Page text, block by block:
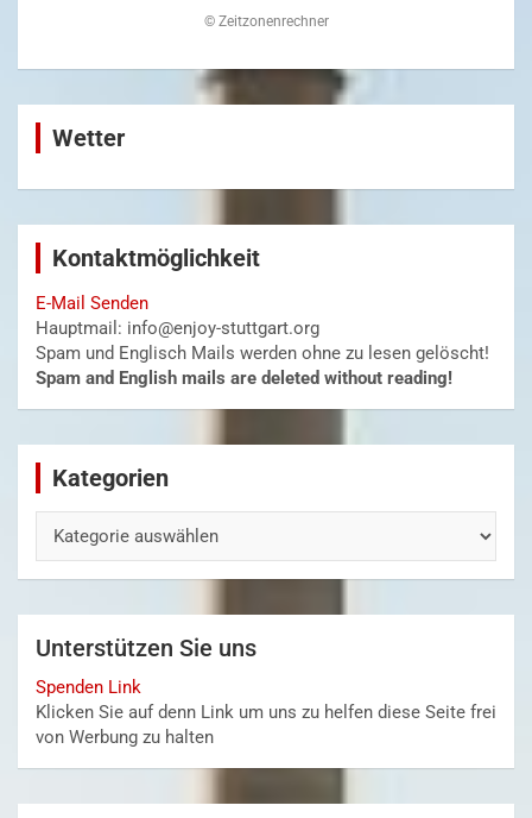
© Zeitzonenrechner
Wetter
Kontaktmöglichkeit
E-Mail Senden
Hauptmail: info@enjoy-stuttgart.org
Spam und Englisch Mails werden ohne zu lesen gelöscht!
Spam and English mails are deleted without reading!
Kategorien
Unterstützen Sie uns
Spenden Link
Klicken Sie auf denn Link um uns zu helfen diese Seite frei
von Werbung zu halten